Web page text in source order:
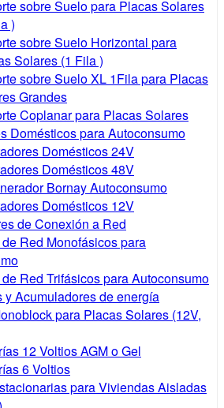
sobre Suelo para Placas Solares
)
sobre Suelo Horizontal para
Solares (1 Fila )
sobre Suelo XL 1Fila para Placas
Grandes
Coplanar para Placas Solares
Domésticos para Autoconsumo
Domésticos 24V
Domésticos 48V
Bornay Autoconsumo
Domésticos 12V
de Conexión a Red
Red Monofásicos para
Red Trifásicos para Autoconsumo
y Acumuladores de energía
para Placas Solares (12V,
12 Voltios AGM o Gel
6 Voltios
para Viviendas Aisladas